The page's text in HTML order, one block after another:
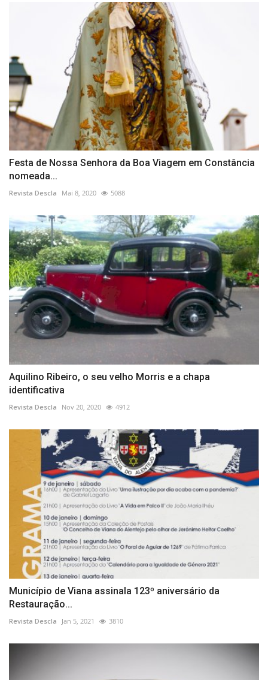
Festa de Nossa Senhora da Boa Viagem em Constância
nomeada...
Revista Descla Mai 8, 2020 5088
Aquilino Ribeiro, o seu velho Morris e a chapa
identificativa
Revista Descla Nov 20, 2020 4912
Município de Viana assinala 123º aniversário da
Restauração...
Revista Descla Jan 5, 2021 3810